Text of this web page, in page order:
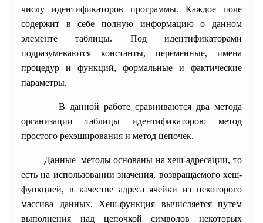
числу идентификаторов программы. Каждое поле
содержит в себе полную информацию о данном
элементе таблицы. Под идентификаторами
подразумеваются константы, переменные, имена
процедур и функций, формальные и фактические
параметры.
В данной работе сравниваются два метода
организации таблицы идентификаторов: метод
простого рехэширования и метод цепочек.
Данные методы основаны на хеш-адресации, то
есть на использовании значения, возвращаемого хеш-
функцией, в качестве адреса ячейки из некоторого
массива данных. Хеш-функция вычисляется путем
выполнения над цепочкой символов некоторых